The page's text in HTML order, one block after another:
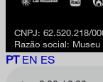
CNPJ: 62.520.218/
Razão social:
PT EN ES